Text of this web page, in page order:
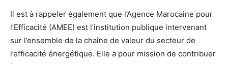
Il est à rappeler également que l’Agence Marocaine pour
l’Efficacité (AMEE) est l’institution publique intervenant
sur l’ensemble de la chaîne de valeur du secteur de
l’efficacité énergétique. Elle a pour mission de contribuer